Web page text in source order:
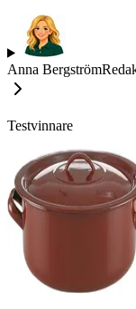
Anna Bergström
Testvinnare